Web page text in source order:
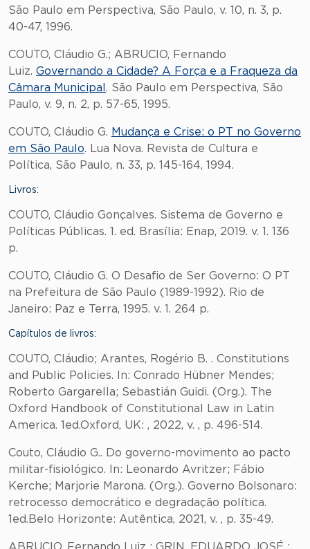
São Paulo em Perspectiva, São Paulo, v. 10, n. 3, p.
40-47, 1996.
COUTO, Cláudio G.; ABRUCIO, Fernando
Luiz. Governando a Cidade? A Força e a Fraqueza da
Câmara Municipal . São Paulo em Perspectiva, São
Paulo, v. 9, n. 2, p. 57-65, 1995.
COUTO, Cláudio G. Mudança e Crise: o PT no Governo
em São Paulo. Lua Nova. Revista de Cultura e
Política, São Paulo, n. 33, p. 145-164, 1994.
Livros:
COUTO, Cláudio Gonçalves. Sistema de Governo e
Políticas Públicas. 1. ed. Brasília: Enap, 2019. v. 1. 136
p.
COUTO, Cláudio G. O Desafio de Ser Governo: O PT
na Prefeitura de São Paulo (1989-1992). Rio de
Janeiro: Paz e Terra, 1995. v. 1. 264 p.
Capítulos de livros:
COUTO, Cláudio; Arantes, Rogério B. . Constitutions
and Public Policies. In: Conrado Hübner Mendes;
Roberto Gargarella; Sebastián Guidi. (Org.). The
Oxford Handbook of Constitutional Law in Latin
America. 1ed.Oxford, UK: , 2022, v. , p. 496-514.
Couto, Cláudio G.. Do governo-movimento ao pacto
militar-fisiológico. In: Leonardo Avritzer; Fábio
Kerche; Marjorie Marona. (Org.). Governo Bolsonaro:
retrocesso democrático e degradação política.
1ed.Belo Horizonte: Autêntica, 2021, v. , p. 35-49.